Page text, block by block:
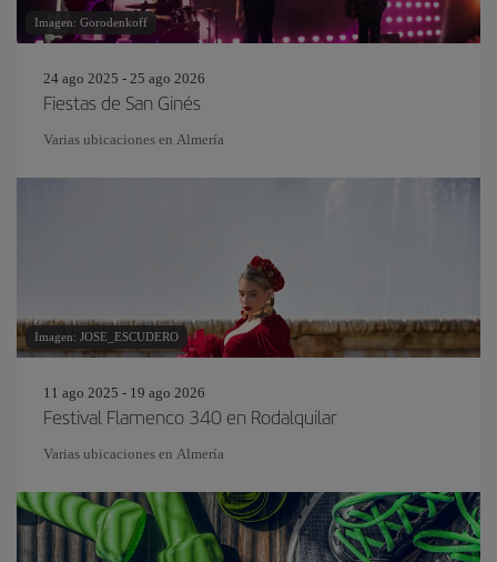
Imagen: Gorodenkoff
24 ago 2025 - 25 ago 2026
Fiestas de San Ginés
Varias ubicaciones en Almería
Imagen: JOSE_ESCUDERO
11 ago 2025 - 19 ago 2026
Festival Flamenco 340 en Rodalquilar
Varias ubicaciones en Almería